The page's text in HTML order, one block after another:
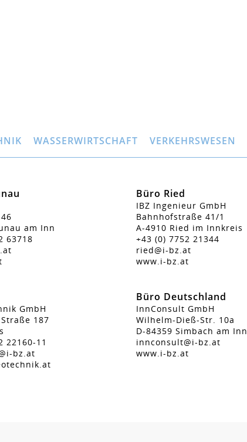
WASSERWIRTSCHAFT VERKEHRSWESEN
am Inn
63718
Büro Ried
IBZ Ingenieur GmbH
Bahnhofstraße 41/1
A-4910 Ried im Innkreis
+43 (0) 7752 21344
ried@i-bz.at
www.i-bz.at
GmbH
187
22160-11
bz.at
Büro Deutschland
InnConsult GmbH
Wilhelm-Dieß-Str. 10a
D-84359 Simbach am Inn
innconsult@i-bz.at
www.i-bz.at